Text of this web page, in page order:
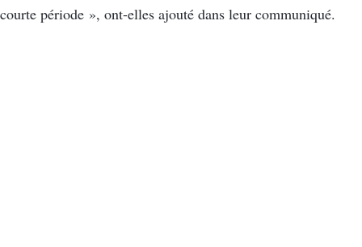
courte période », ont-elles ajouté dans leur communiqué.